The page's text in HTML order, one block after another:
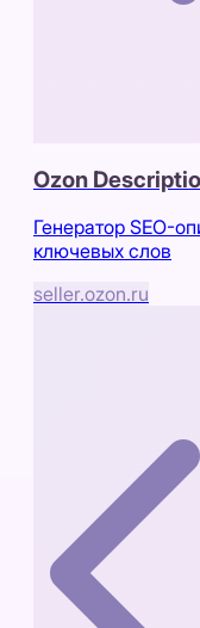
Ozon
Генератор SEO-
ключевых слов
seller.ozon.ru